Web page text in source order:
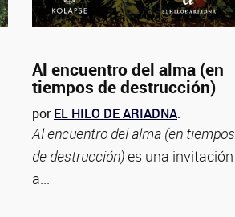
Al encuentro del alma (en
tiempos de destrucción)
porEL HILO DE ARIADNA.
Al encuentro del alma (en tiempos
de destrucción)es una invitación
a...